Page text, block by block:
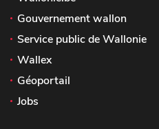
Gouvernement wallon
Service public de Wallonie
Wallex
Géoportail
Jobs